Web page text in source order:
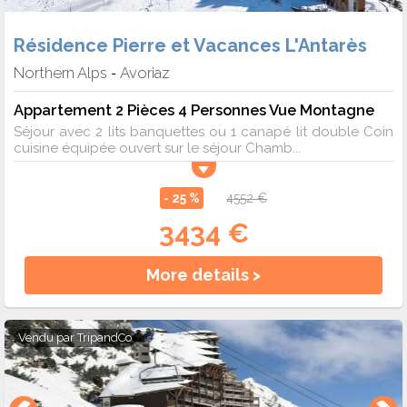
Résidence Pierre et Vacances L'Antarès
Northern Alps - Avoriaz
Appartement 2 Pièces 4 Personnes Vue Montagne
Séjour avec 2 lits banquettes ou 1 canapé lit double Coin
cuisine équipée ouvert sur le séjour Chamb...
- 25 % 4552 €
3434 €
More details >
Vendu parTripandCo